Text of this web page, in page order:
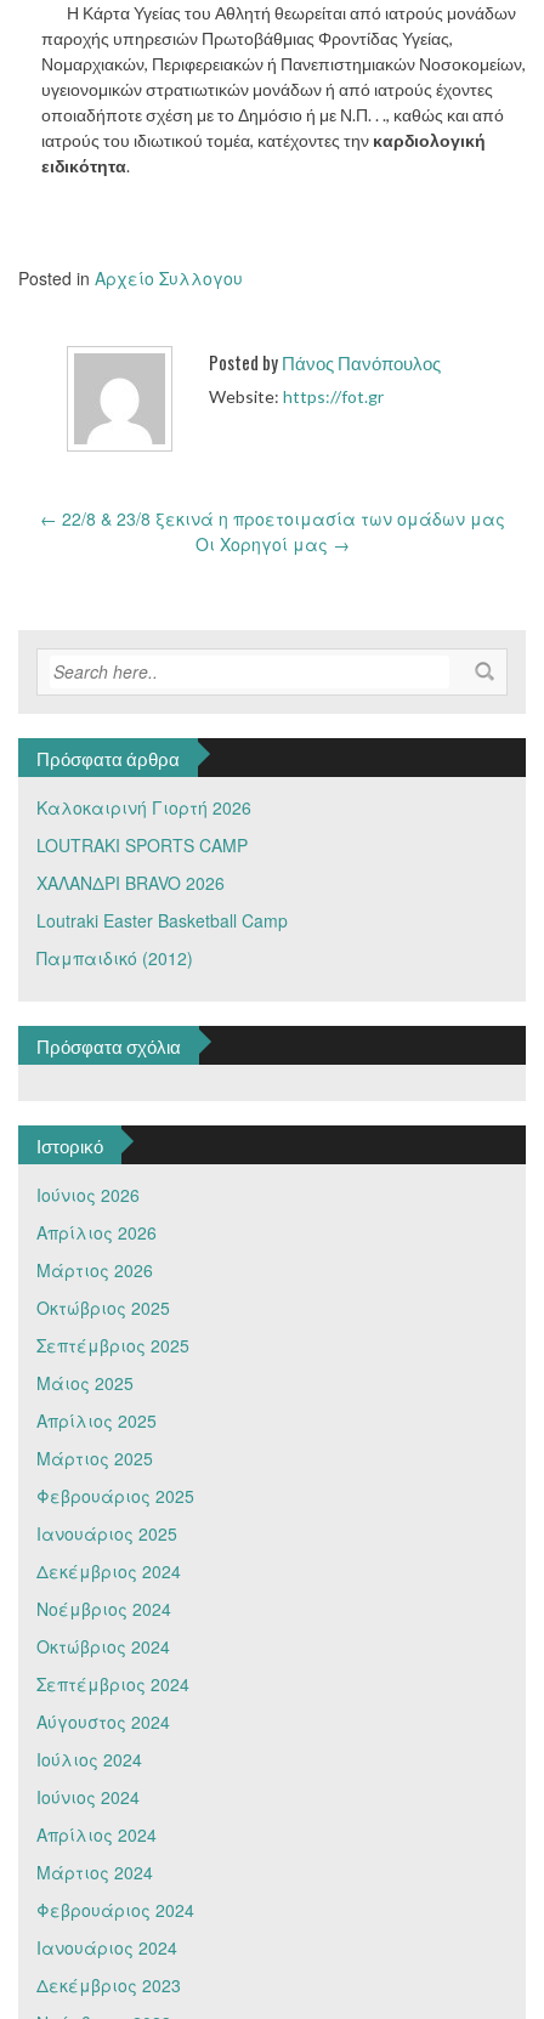
Η Κάρτα Υγείας του Αθλητή θεωρείται από ιατρούς μονάδων
παροχής υπηρεσιών Πρωτοβάθμιας Φροντίδας Υγείας,
Νομαρχιακών, Περιφερειακών ή Πανεπιστημιακών Νοσοκομείων,
υγειονομικών στρατιωτικών μονάδων ή από ιατρούς έχοντες
οποιαδήποτε σχέση με το Δημόσιο ή με Ν.Π. . ., καθώς και από
ιατρούς του ιδιωτικού τομέα, κατέχοντες την καρδιολογική
ειδικότητα.
Posted in Αρχείο Συλλογου
Posted byΠάνος Πανόπουλος
Website: https://fot.gr
Post
← 22/8 & 23/8 ξεκινά η προετοιμασία των ομάδων μας
Οι Χορηγοί μας →
Πρόσφατα άρθρα
Καλοκαιρινή Γιορτή 2026
LOUTRAKI SPORTS CAMP
ΧΑΛΑΝΔΡΙ BRAVO 2026
Loutraki Easter Basketball Camp
Παμπαιδικό (2012)
Πρόσφατα σχόλια
Ιστορικό
Ιούνιος 2026
Απρίλιος 2026
Μάρτιος 2026
Οκτώβριος 2025
Σεπτέμβριος 2025
Μάιος 2025
Απρίλιος 2025
Μάρτιος 2025
Φεβρουάριος 2025
Ιανουάριος 2025
Δεκέμβριος 2024
Νοέμβριος 2024
Οκτώβριος 2024
Σεπτέμβριος 2024
Αύγουστος 2024
Ιούλιος 2024
Ιούνιος 2024
Απρίλιος 2024
Μάρτιος 2024
Φεβρουάριος 2024
Ιανουάριος 2024
Δεκέμβριος 2023